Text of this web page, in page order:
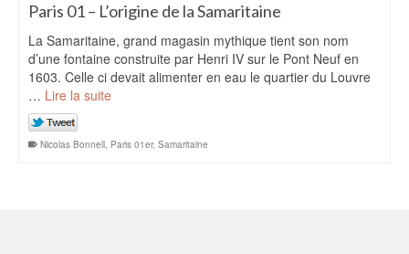
Paris 01 – L’origine de la Samaritaine
La Samaritaine, grand magasin mythique tient son nom
d’une fontaine construite par Henri IV sur le Pont Neuf en
1603. Celle ci devait alimenter en eau le quartier du Louvre
… Lire la suite
Nicolas Bonnell, Paris 01er, Samaritaine